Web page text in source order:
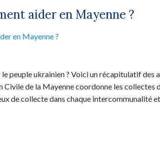
aider en Mayenne ?
peuple ukrainien ? Voici un récapitulatif des
de la Mayenne coordonne les collectes
de collecte dans chaque intercommunalité